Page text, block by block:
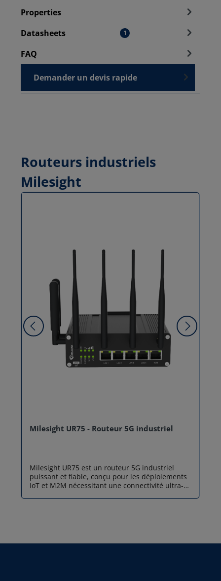
Properties
Datasheets
1
FAQ
Demander un devis rapide
Routeurs industriels
Milesight
Milesight UR75 - Routeur 5G industriel
Milesight UR75 est un routeur 5G industriel
puissant et fiable, conçu pour les déploiements
IoT et M2M nécessitant une connectivité ultra-